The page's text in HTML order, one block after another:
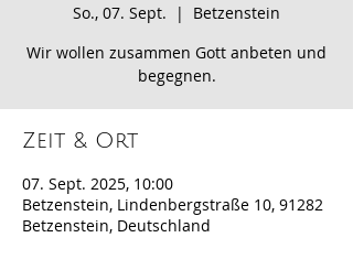
So., 07. Sept.
  |
Betzenstein
Wir wollen zusammen Gott anbeten und
begegnen.
Zeit & Ort
07. Sept. 2025, 10:00
Betzenstein, Lindenbergstraße 10, 91282
Betzenstein, Deutschland